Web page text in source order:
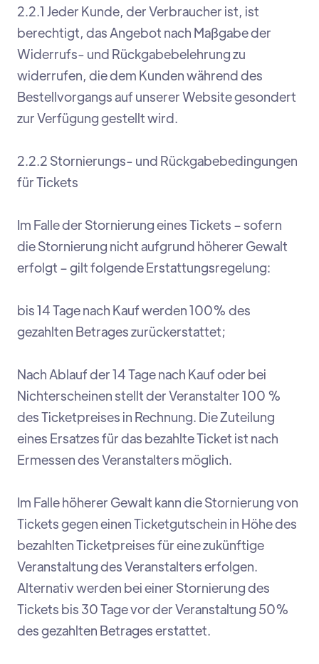
2.2.1 Jeder Kunde, der Verbraucher ist, ist
berechtigt, das Angebot nach Maßgabe der
Widerrufs- und Rückgabebelehrung zu
widerrufen, die dem Kunden während des
Bestellvorgangs auf unserer Website gesondert
zur Verfügung gestellt wird.
2.2.2 Stornierungs- und Rückgabebedingungen
für Tickets
Im Falle der Stornierung eines Tickets – sofern
die Stornierung nicht aufgrund höherer Gewalt
erfolgt – gilt folgende Erstattungsregelung:
bis 14 Tage nach Kauf werden 100% des
gezahlten Betrages zurückerstattet;
Nach Ablauf der 14 Tage nach Kauf oder bei
Nichterscheinen stellt der Veranstalter 100 %
des Ticketpreises in Rechnung. Die Zuteilung
eines Ersatzes für das bezahlte Ticket ist nach
Ermessen des Veranstalters möglich.
Im Falle höherer Gewalt kann die Stornierung von
Tickets gegen einen Ticketgutschein in Höhe des
bezahlten Ticketpreises für eine zukünftige
Veranstaltung des Veranstalters erfolgen.
Alternativ werden bei einer Stornierung des
Tickets bis 30 Tage vor der Veranstaltung 50%
des gezahlten Betrages erstattet.